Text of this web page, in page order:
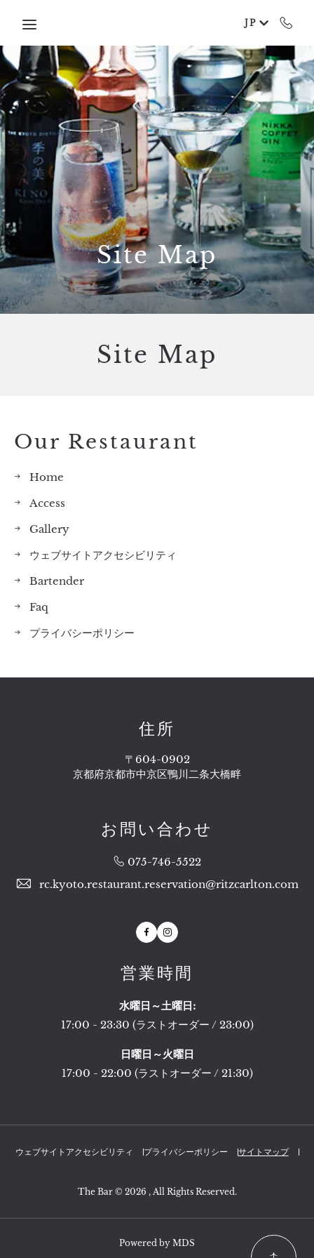
JP
Site Map
Site Map
Our Restaurant
Home
Access
Gallery
ウェブサイトアクセシビリティ
Bartender
Faq
プライバシーポリシー
住所
〒604-0902
京都府京都市中京区鴨川二条大橋畔
お問い合わせ
075-746-5522
rc.kyoto.restaurant.reservation@ritzcarlton.com
FacebookInstagram
営業時間
水曜日～土曜日:
17:00 - 23:30 (ラストオーダー / 23:00)
日曜日～火曜日
17:00 - 22:00 (ラストオーダー / 21:30)
ウェブサイトアクセシビリティ プライバシーポリシー サイトマップ
The Bar © 2026 , All Rights Reserved.
Powered by MDS